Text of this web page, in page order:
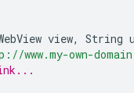
view, String
www.my-own-